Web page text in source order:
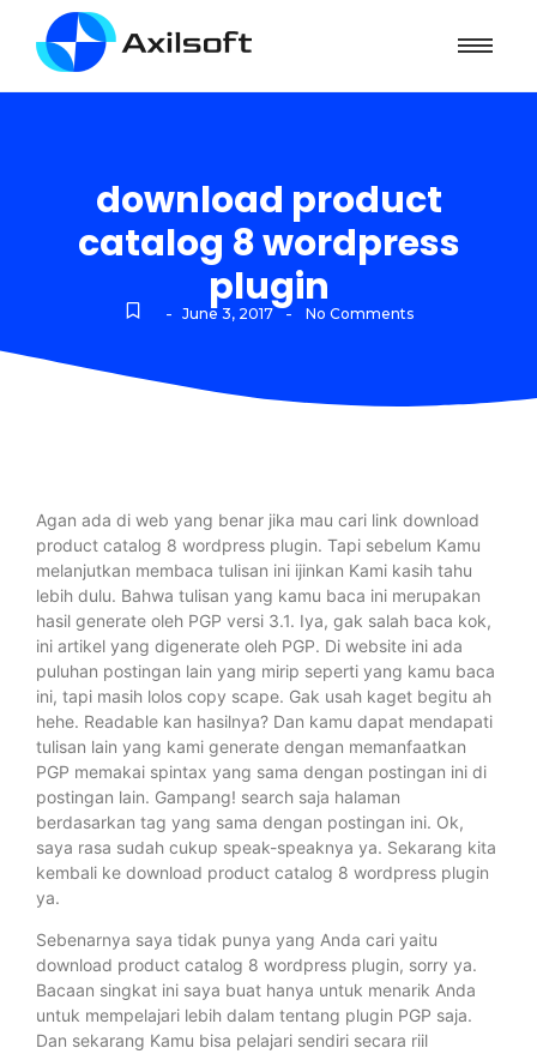
download product
catalog 8 wordpress
plugin
- June 3, 2017 - No Comments
Agan ada di web yang benar jika mau cari link download
product catalog 8 wordpress plugin. Tapi sebelum Kamu
melanjutkan membaca tulisan ini ijinkan Kami kasih tahu
lebih dulu. Bahwa tulisan yang kamu baca ini merupakan
hasil generate oleh PGP versi 3.1. Iya, gak salah baca kok,
ini artikel yang digenerate oleh PGP. Di website ini ada
puluhan postingan lain yang mirip seperti yang kamu baca
ini, tapi masih lolos copy scape. Gak usah kaget begitu ah
hehe. Readable kan hasilnya? Dan kamu dapat mendapati
tulisan lain yang kami generate dengan memanfaatkan
PGP memakai spintax yang sama dengan postingan ini di
postingan lain. Gampang! search saja halaman
berdasarkan tag yang sama dengan postingan ini. Ok,
saya rasa sudah cukup speak-speaknya ya. Sekarang kita
kembali ke download product catalog 8 wordpress plugin
ya.
Sebenarnya saya tidak punya yang Anda cari yaitu
download product catalog 8 wordpress plugin, sorry ya.
Bacaan singkat ini saya buat hanya untuk menarik Anda
untuk mempelajari lebih dalam tentang plugin PGP saja.
Dan sekarang Kamu bisa pelajari sendiri secara riil